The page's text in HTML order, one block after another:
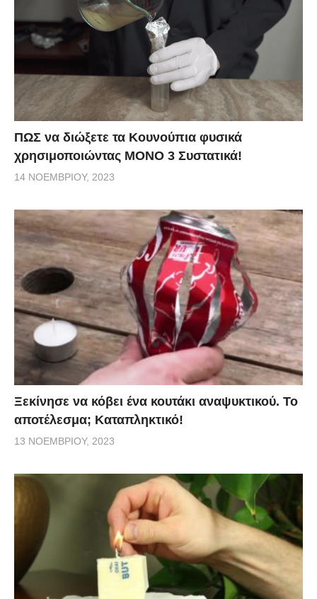
ΠΩΣ να διώξετε τα Κουνούπια φυσικά
χρησιμοποιώντας ΜΟΝΟ 3 Συστατικά!
14 ΝΟΕΜΒΡΊΟΥ, 2023
Ξεκίνησε να κόβει ένα κουτάκι αναψυκτικού. Το
αποτέλεσμα; Καταπληκτικό!
13 ΝΟΕΜΒΡΊΟΥ, 2023